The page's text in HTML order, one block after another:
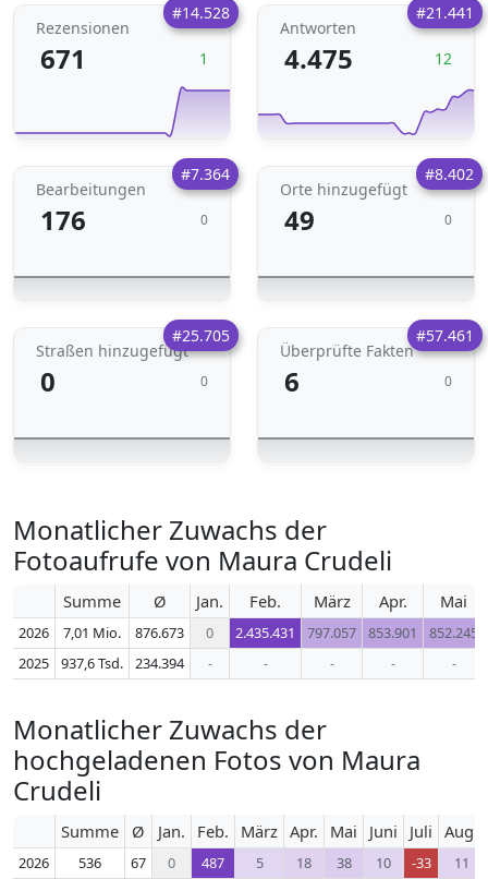
#14.528
Rezensionen
671 1
#21.441
Antworten
4.475 12
#7.364
Bearbeitungen
176 0
#8.402
Orte hinzugefügt
49 0
#25.705
Straßen hinzugefügt
0 0
#57.461
Überprüfte Fakten
6 0
Monatlicher Zuwachs der
Fotoaufrufe von Maura Crudeli
Summe Ø Jan. Feb. März Apr. Mai
2026 7,01 Mio. 876.673 0 2.435.431 797.057 853.901
852.245
2025
937,6 Tsd. 234.394 - - - - -
Monatlicher Zuwachs der
hochgeladenen Fotos von Maura
Crudeli
Summe Ø Jan. Feb. März Apr. Mai Juni Juli Aug.
2026 536 67 0 487 5 18 38 10 -33 11